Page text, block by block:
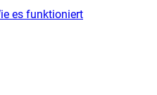
es funktioniert